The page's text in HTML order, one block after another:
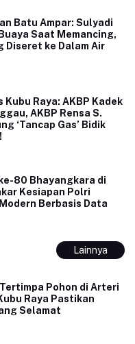
Batu Ampar: Sulyadi
Saat Memancing,
Diseret ke Dalam Air
Raya: AKBP Kadek
AKBP Rensa S.
‘Tancap Gas’ Bidik
80 Bhayangkara di
Kesiapan Polri
Berbasis Data
Lainnya
Pohon di Arteri
Raya Pastikan
Selamat